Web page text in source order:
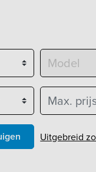
Model
Max. prijs
Uitgebreid